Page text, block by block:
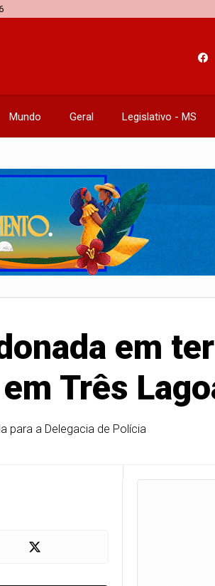
Mundo Geral Legislativo - MS
em
Três
para a Delegacia de Polícia